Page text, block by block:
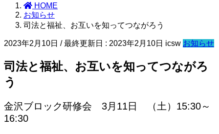
HOME
お知らせ
司法と福祉、お互いを知ってつながろう
2023年2月10日 / 最終更新日 : 2023年2月10日 icsw お知らせ
司法と福祉、お互いを知ってつながろ
う
金沢ブロック研修会 3月11日 （土）15:30～
16:30